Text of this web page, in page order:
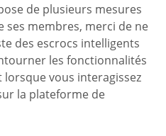
de plusieurs mesures
ses membres, merci de ne
des escrocs intelligents
les fonctionnalités
lorsque vous interagissez
la plateforme de